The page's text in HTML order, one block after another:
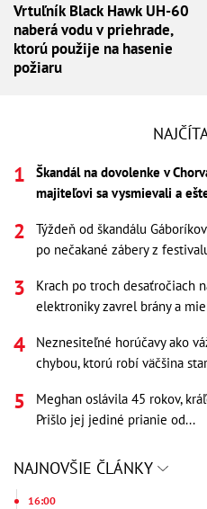
Vrtuľník Black Hawk UH-60
naberá vodu v priehrade,
ktorú použije na hasenie
požiaru
Škandál na dovolenke v
majiteľovi sa vysmievali a
Týždeň od škandálu
po nečakané zábery z
Krach po troch desaťročiach
elektroniky zavrel brány a
Neznesiteľné horúčavy ako
chybou, ktorú robí väčšina
Meghan oslávila 45 rokov,
Prišlo jej jediné prianie od...
NAJNOVŠIE ČLÁNKY
16:00